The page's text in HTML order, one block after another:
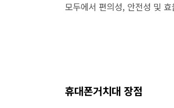
모두에서 편의성, 안전성 및
휴대폰거치대 장점